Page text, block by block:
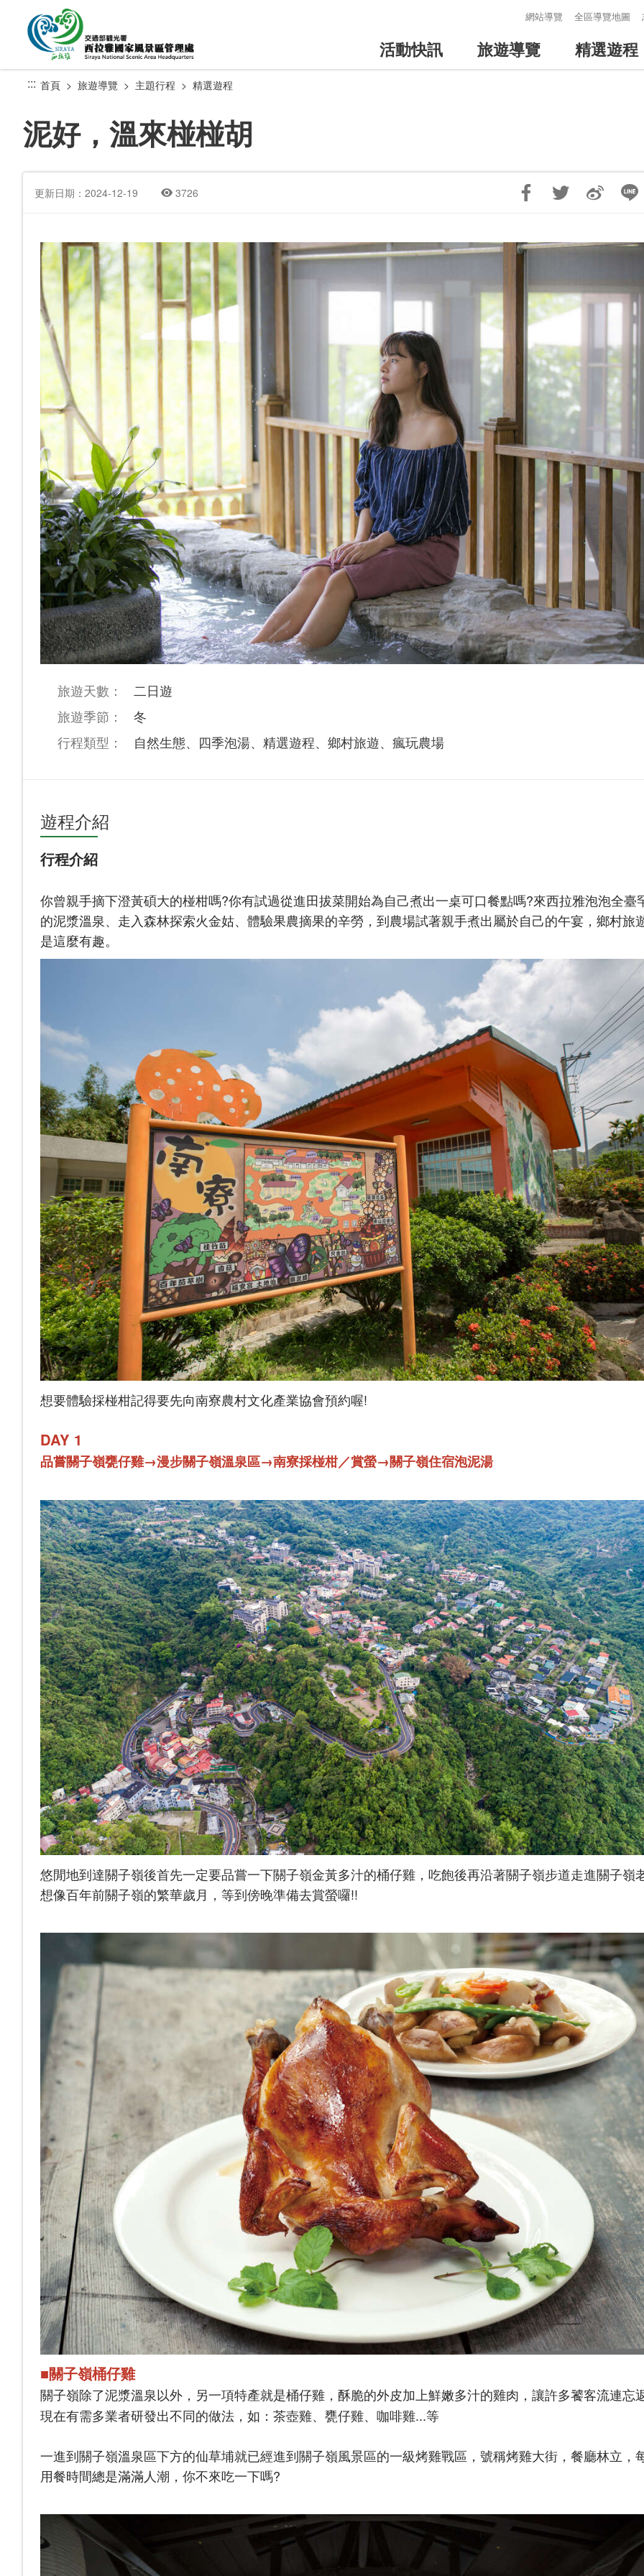
網站導覽 全區導覽地圖
活動快訊 旅遊導覽 精選遊程
::: 首頁 旅遊導覽 主題行程 精選遊程
泥好，溫來椪椪胡
更新日期：2024-12-19 3726
旅遊天數：
二日遊
旅遊季節：
冬
行程類型：
自然生態、四季泡湯、精選遊程、鄉村旅遊、瘋玩農場
遊程介紹
行程介紹
你曾親手摘下澄黃碩大的椪柑嗎?你有試過從進田拔菜開始為自己煮出一桌可口餐點嗎?來西拉雅泡泡全臺
的泥漿溫泉、走入森林探索火金姑、體驗果農摘果的辛勞，到農場試著親手煮出屬於自己的午宴，鄉村旅
是這麼有趣。
想要體驗採椪柑記得要先向南寮農村文化產業協會預約喔!
DAY 1
品嘗關子嶺甕仔雞→漫步關子嶺溫泉區→南寮採椪柑／賞螢→關子嶺住宿泡泥湯
悠閒地到達關子嶺後首先一定要品嘗一下關子嶺金黃多汁的桶仔雞，吃飽後再沿著關子嶺步道走進關子嶺
想像百年前關子嶺的繁華歲月，等到傍晚準備去賞螢囉!!
■關子嶺桶仔雞
關子嶺除了泥漿溫泉以外，另一項特產就是桶仔雞，酥脆的外皮加上鮮嫩多汁的雞肉，讓許多饕客流連忘
現在有需多業者研發出不同的做法，如：茶壺雞、甕仔雞、咖啡雞...等
一進到關子嶺溫泉區下方的仙草埔就已經進到關子嶺風景區的一級烤雞戰區，號稱烤雞大街，餐廳林立，
用餐時間總是滿滿人潮，你不來吃一下嗎?